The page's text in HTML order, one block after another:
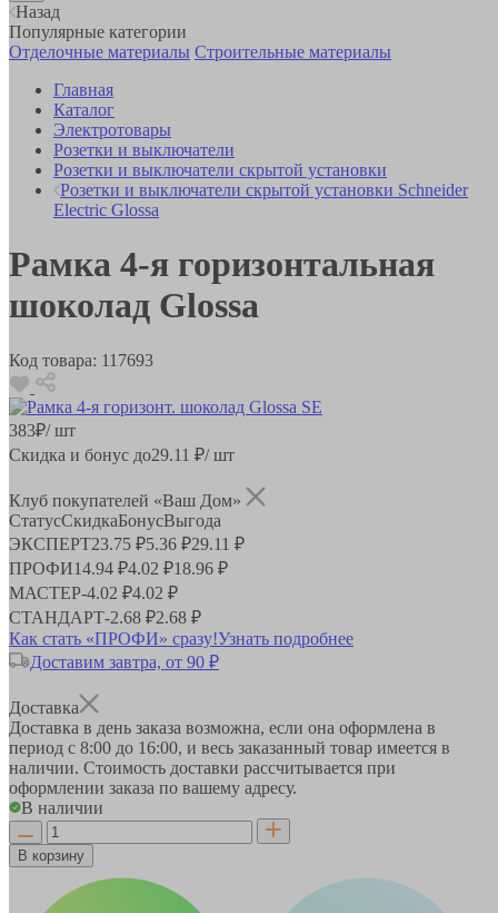
Назад
Популярные категории
Отделочные материалы Строительные материалы
Главная
Каталог
Электротовары
Розетки и выключатели
Розетки и выключатели скрытой установки
Розетки и выключатели скрытой установки Schneider
Electric Glossa
Рамка 4-я горизонтальная
шоколад Glossa
Код товара: 117693
383₽/ шт
Скидка и бонус до29.11 ₽/ шт
Клуб покупателей «Ваш Дом»
СтатусСкидкаБонусВыгода
ЭКСПЕРТ23.75 ₽5.36 ₽29.11 ₽
ПРОФИ14.94 ₽4.02 ₽18.96 ₽
МАСТЕР-4.02 ₽4.02 ₽
СТАНДАРТ-2.68 ₽2.68 ₽
Как стать «ПРОФИ» сразу!Узнать подробнее
Доставим завтра, от 90 ₽
Доставка
Доставка в день заказа возможна, если она оформлена в
период с 8:00 до 16:00, и весь заказанный товар имеется в
наличии. Стоимость доставки рассчитывается при
оформлении заказа по вашему адресу.
В наличии
В корзину